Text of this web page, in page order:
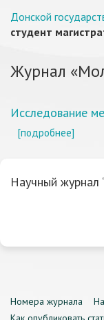
Донской
студент
Журнал
Исследование
[подробнее]
Научный журнал
Номера журнала